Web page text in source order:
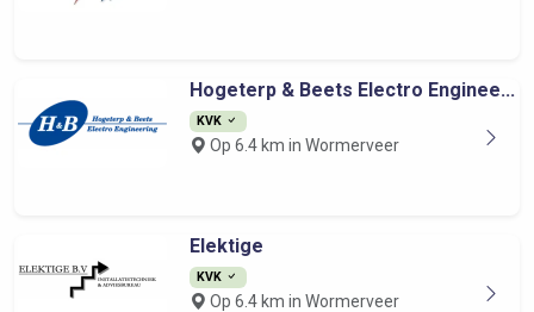
Hogeterp & Beets Electro Enginee...
KVK
Op 6.4 km in Wormerveer
Elektige
KVK
Op 6.4 km in Wormerveer